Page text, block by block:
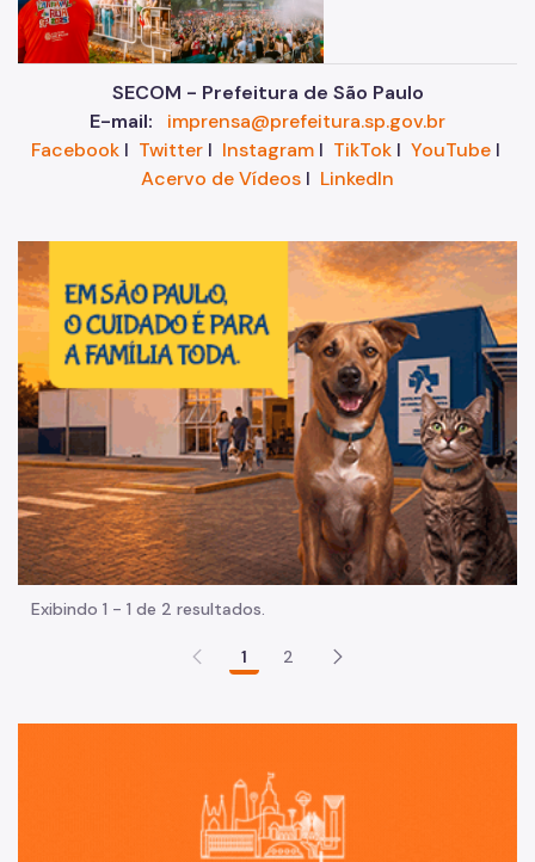
SECOM - Prefeitura de São Paulo
E-mail:
imprensa@prefeitura.sp.gov.br
FacebookI TwitterI InstagramI TikTokI YouTubeI
Acervo de Vídeos I LinkedIn
Exibindo 1 - 1 de 2 resultados.
1 2